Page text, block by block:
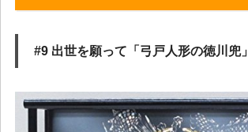
#9 出世を願って「弓戸人形の徳川兜」